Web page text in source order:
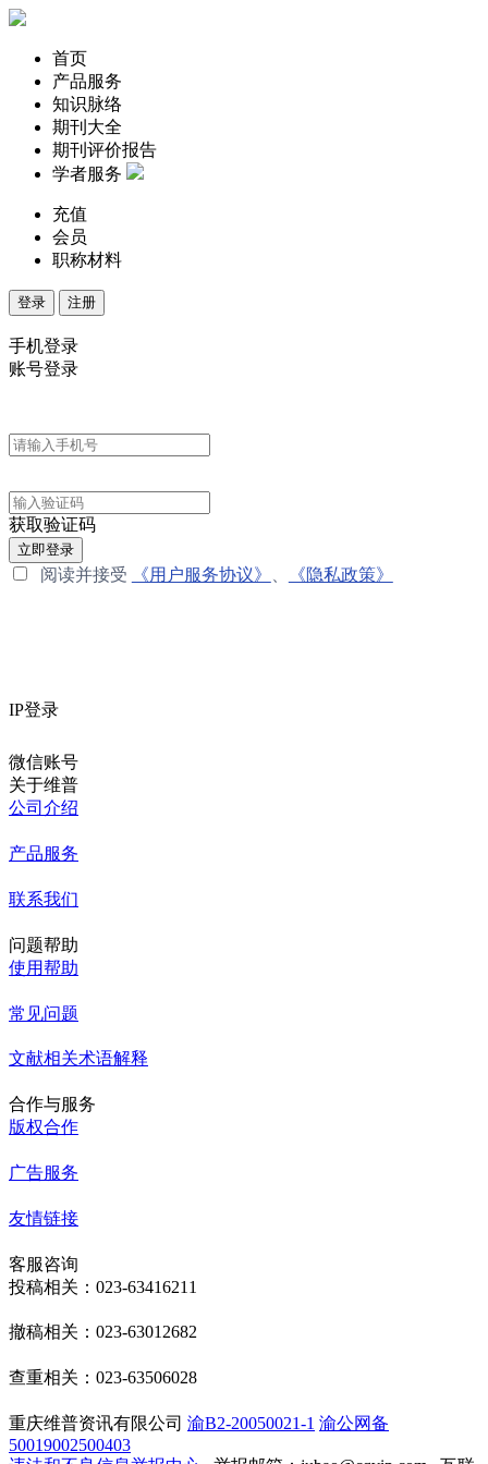
首页
产品服务
知识脉络
期刊大全
期刊评价报告
学者服务
充值
会员
职称材料
登录 注册
手机登录
账号登录
获取验证码
立即登录
阅读并接受 《用户服务协议》 《隐私政策》
IP登录
微信账号
关于维普
公司介绍
产品服务
联系我们
问题帮助
使用帮助
常见问题
文献相关术语解释
合作与服务
版权合作
广告服务
友情链接
客服咨询
投稿相关：023-63416211
撤稿相关：023-63012682
查重相关：023-63506028
重庆维普资讯有限公司 渝B2-20050021-1 渝公网备
50019002500403